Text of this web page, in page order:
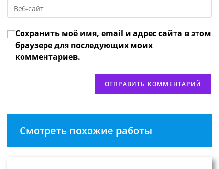
чтобы
прокомментировать
адрес,
чтобы
URL
веб-
сайта
(необязательно)
Сохранить моё имя, email и адрес сайта в этом
браузере для последующих моих
комментариев.
Смотреть похожие работы